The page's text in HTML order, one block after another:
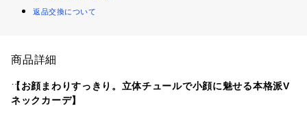
返品交換について
商品詳細
【お顔まわりすっきり。立体チュールで小顔に魅せる本格派V
ネックカーデ】